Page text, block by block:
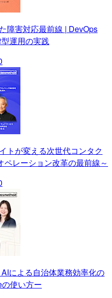
障害対応最前線 | DevOps
運用の実践
トが変える次世代コンタク
ペレーション改革の最前線～
による自治体業務効率化の
使い方ー